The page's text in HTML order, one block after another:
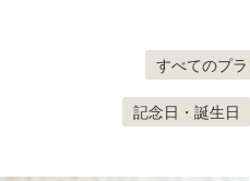
すべてのプラ
記念日・誕生日